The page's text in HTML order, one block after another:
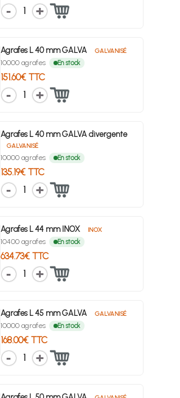
1
Agrafes L 40 mm GALVA GALVANISÉ
10000 agrafes En stock
151.60€ TTC
1
Agrafes L 40 mm GALVA divergente
GALVANISÉ
10000 agrafes En stock
135.19€ TTC
1
Agrafes L 44 mm INOX INOX
10400 agrafes En stock
634.73€ TTC
1
Agrafes L 45 mm GALVA GALVANISÉ
10000 agrafes En stock
168.00€ TTC
1